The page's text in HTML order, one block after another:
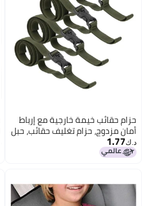
حزام حقائب خيمة خارجية مع إرباط
أمان مزدوج، حزام تغليف حقائب، حبل
تثبيت حقيبة سفر
د.ك‏1.77